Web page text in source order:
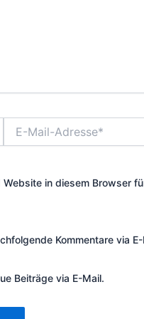
Mail-
in diesem Browser
Kommentare via
Beiträge via E-Mail.